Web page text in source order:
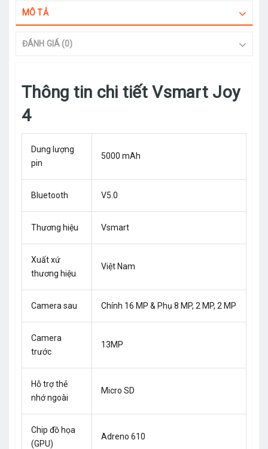
MÔ TẢ
ĐÁNH GIÁ (0)
Thông tin chi tiết Vsmart Joy
4
Dung lượng
pin
5000 mAh
Bluetooth V5.0
Thương hiệu Vsmart
Xuất xứ
thương hiệu
Việt Nam
Camera sau Chính 16 MP & Phụ 8 MP, 2 MP, 2 MP
Camera
trước
13MP
Hỗ trợ thẻ
nhớ ngoài
Micro SD
Chip đồ họa
(GPU)
Adreno 610